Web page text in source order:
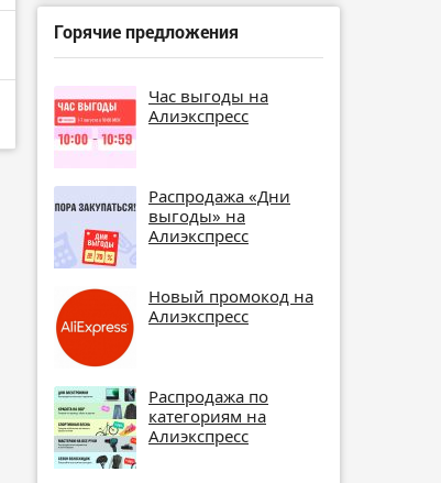
Горячие предложения
Час выгоды на
Алиэкспресс
Распродажа «Дни
выгоды» на
Алиэкспресс
Новый промокод на
Алиэкспресс
Распродажа по
категориям на
Алиэкспресс